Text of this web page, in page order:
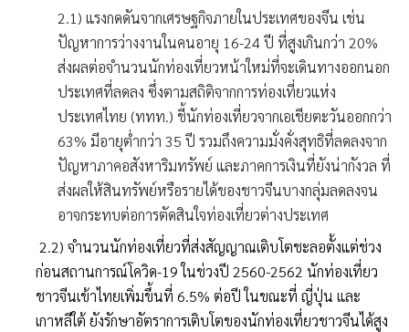
2.1) แรงกดดันจากเศรษฐกิจภายในประเทศของจีน เช่น
ปัญหาการว่างงานในคนอายุ 16-24 ปี ที่สูงเกินกว่า 20%
ส่งผลต่อจำนวนนักท่องเที่ยวหน้าใหม่ที่จะเดินทางออกนอก
ประเทศที่ลดลง ซึ่งตามสถิติจากการท่องเที่ยวแห่ง
ประเทศไทย (ททท.) ชี้นักท่องเที่ยวจากเอเชียตะวันออกกว่า
63% มีอายุต่ำกว่า 35 ปี รวมถึงความมั่งคั่งสุทธิที่ลดลงจาก
ปัญหาภาคอสังหาริมทรัพย์ และภาคการเงินที่ยังน่ากังวล ที่
ส่งผลให้สินทรัพย์หรือรายได้ของชาวจีนบางกลุ่มลดลงจน
อาจกระทบต่อการตัดสินใจท่องเที่ยวต่างประเทศ
2.2) จำนวนนักท่องเที่ยวที่ส่งสัญญาณเติบโตชะลอตั้งแต่ช่วง
ก่อนสถานการณ์โควิด-19 ในช่วงปี 2560-2562 นักท่องเที่ยว
ชาวจีนเข้าไทยเพิ่มขึ้นที่ 6.5% ต่อปี ในขณะที่ ญี่ปุ่น และ
เกาหลีใต้ ยังรักษาอัตราการเติบโตของนักท่องเที่ยวชาวจีนได้สูง